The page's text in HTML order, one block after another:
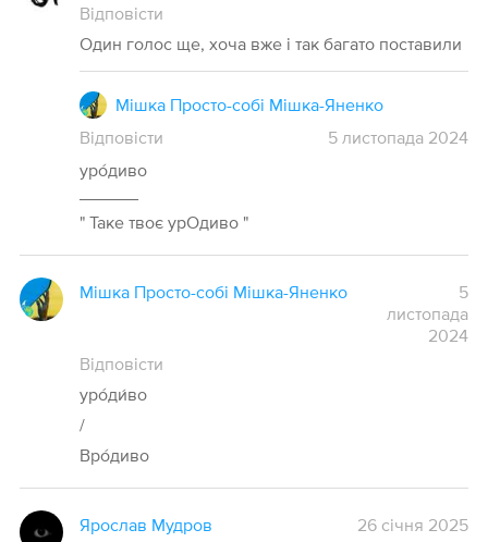
Відповісти
Один голос ще, хоча вже і так багато поставили
Мішка Просто-собі Мішка-Яненко
Відповісти
5 листопада 2024
уро́диво
" Таке твоє урОдиво "
Мішка Просто-собі Мішка-Яненко
5
листопада
2024
Відповісти
уро́ди́во
/
Вро́диво
Ярослав Мудров
26 січня 2025